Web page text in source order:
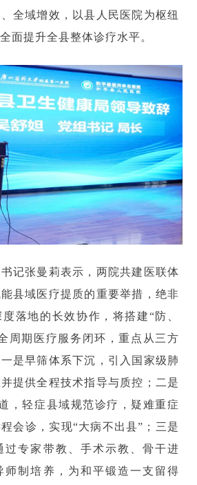
全域增效，以县人民医院为枢纽
面提升全县整体诊疗水平。
记张曼莉表示，两院共建医联体
县域医疗提质的重要举措，绝非
落地的长效协作，将搭建“防、
周期医疗服务闭环，重点从三方
是早筛体系下沉，引入国家级肺
提供全程技术指导与质控；二是
，轻症县域规范诊疗，疑难重症
会诊，实现“大病不出县”；三是
过专家带教、手术示教、骨干进
师制培养，为和平锻造一支留得